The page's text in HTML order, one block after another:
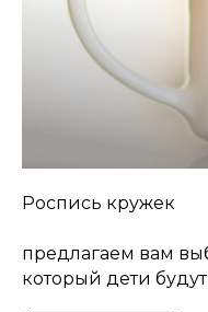
Роспись кружек
предлагаем вам
который дети